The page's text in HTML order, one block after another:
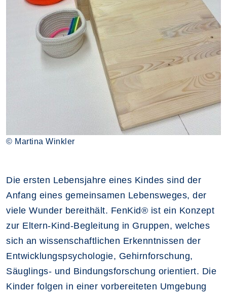
© Martina Winkler
Die ersten Lebensjahre eines Kindes sind der
Anfang eines gemeinsamen Lebensweges, der
viele Wunder bereithält. FenKid® ist ein Konzept
zur Eltern-Kind-Begleitung in Gruppen, welches
sich an wissenschaftlichen Erkenntnissen der
Entwicklungspsychologie, Gehirnforschung,
Säuglings- und Bindungsforschung orientiert. Die
Kinder folgen in einer vorbereiteten Umgebung